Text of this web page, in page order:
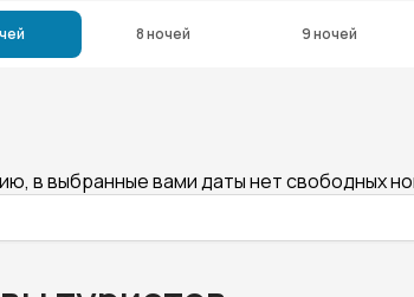
8 ночей 9 ночей
в выбранные вами даты нет свободных